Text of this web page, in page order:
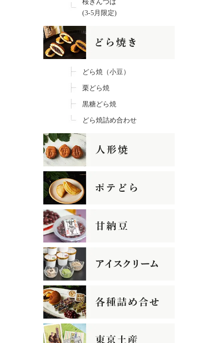
桜きんつば
(3-5月限定)
どら焼（小豆）
栗どら焼
黒糖どら焼
どら焼詰め合わせ